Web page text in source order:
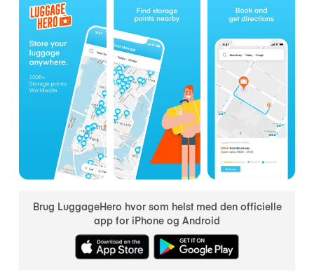
Brug LuggageHero hvor som helst med den officielle
app for iPhone og Android